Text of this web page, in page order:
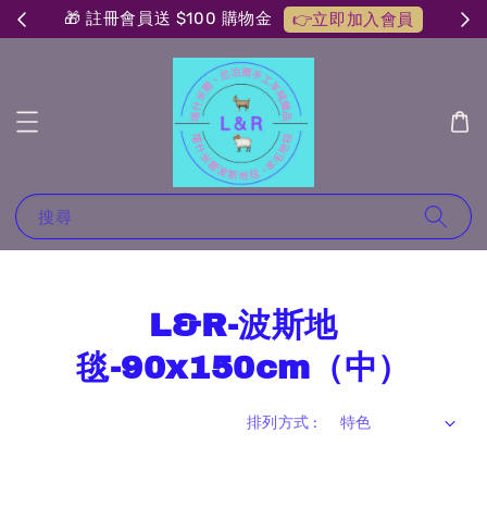
🎁 註冊會員送 $100 購物金 👉立即加入會員
搜尋
L&R-波斯地
毯-90x150cm（中）
排列方式 :